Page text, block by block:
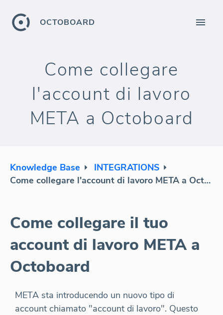
OCTOBOARD
Come collegare
l'account di lavoro
META a Octoboard
Knowledge Base
INTEGRATIONS
Come collegare l'account di lavoro META a Octoboard
Come collegare il tuo
account di lavoro META a
Octoboard
META sta introducendo un nuovo tipo di
account chiamato "account di lavoro". Questo